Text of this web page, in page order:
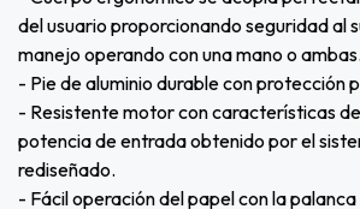
del usuario proporcionando seguridad al
manejo operando con una mano o ambas.
- Pie de aluminio durable con protección
- Resistente motor con características
potencia de entrada obtenido por el
rediseñado.
- Fácil operación del papel con la